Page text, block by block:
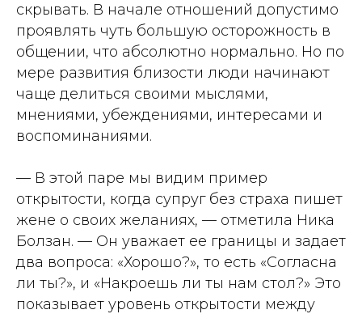
скрывать. В начале отношений допустимо
проявлять чуть большую осторожность в
общении, что абсолютно нормально. Но по
мере развития близости люди начинают
чаще делиться своими мыслями,
мнениями, убеждениями, интересами и
воспоминаниями.
— В этой паре мы видим пример
открытости, когда супруг без страха пишет
жене о своих желаниях, — отметила Ника
Болзан. — Он уважает ее границы и задает
два вопроса: «Хорошо?», то есть «Согласна
ли ты?», и «Накроешь ли ты нам стол?» Это
показывает уровень открытости между